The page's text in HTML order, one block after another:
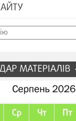
МАТЕРІАЛІВ
Серпень 2026
Ср Чт Пт